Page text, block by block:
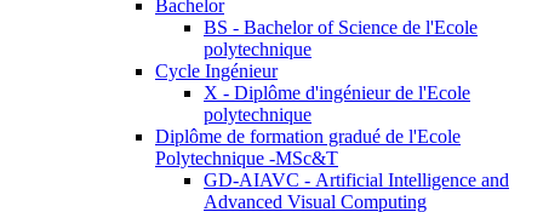
Bachelor
BS - Bachelor of Science de l'Ecole
polytechnique
Cycle Ingénieur
X - Diplôme d'ingénieur de l'Ecole
polytechnique
Diplôme de formation gradué de l'Ecole
Polytechnique -MSc&T
GD-AIAVC - Artificial Intelligence and
Advanced Visual Computing